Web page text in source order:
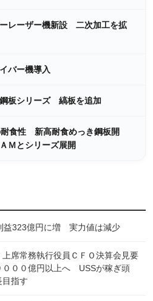
レーザー機新設 二次加工を拡
バー機導入
板シリーズ 縞板を追加
食性 新高耐食めっき鋼板開
Ｍとシリーズ展開
323億円に増 実力値は減少
席常務執行役員ＣＦＯ決算会見要
００億円以上へ USSが稼ぎ頭
目指す